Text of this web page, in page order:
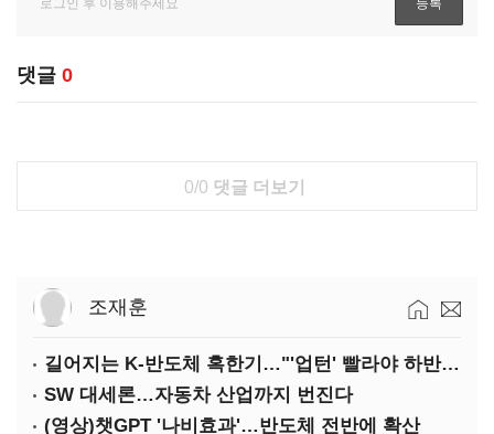
댓글 0
0/0 댓글 더보기
조재훈
길어지는 K-반도체 혹한기…"'업턴' 빨라야 하반기"
SW 대세론…자동차 산업까지 번진다
(영상)챗GPT '나비효과'…반도체 전반에 확산